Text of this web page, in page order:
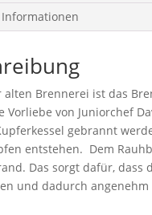
alten Brennerei ist das
Vorliebe von Juniorchef
gebrannt
entstehen. Dem
Das sorgt dafür, dass
und dadurch angenehm